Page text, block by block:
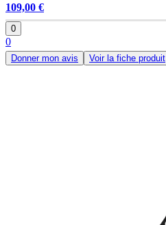
109,00 €
0
0
Donner mon avis Voir la fiche produit